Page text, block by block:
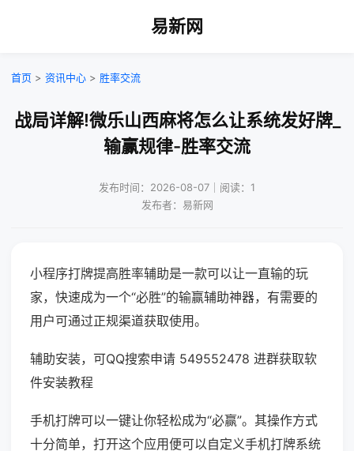
易新网
首页 > 资讯中心 > 胜率交流
战局详解!微乐山西麻将怎么让系统发好牌_
输赢规律-胜率交流
发布时间：2026-08-07｜阅读：1
发布者：易新网
小程序打牌提高胜率辅助是一款可以让一直输的玩
家，快速成为一个“必胜”的输赢辅助神器，有需要的
用户可通过正规渠道获取使用。
辅助安装，可QQ搜索申请 549552478 进群获取软
件安装教程
手机打牌可以一键让你轻松成为“必赢”。其操作方式
十分简单，打开这个应用便可以自定义手机打牌系统